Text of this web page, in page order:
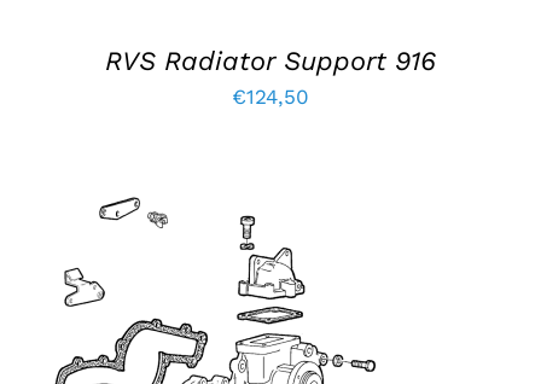
RVS Radiator Support 916
€124,50
TOEVOEGEN AAN WINKELWAGEN
DETAILS